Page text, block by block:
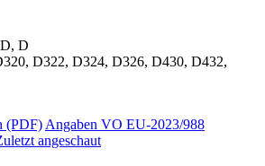
D
D322, D324, D326, D430, D432,
(PDF)Angaben VO EU-2023/988
angeschaut